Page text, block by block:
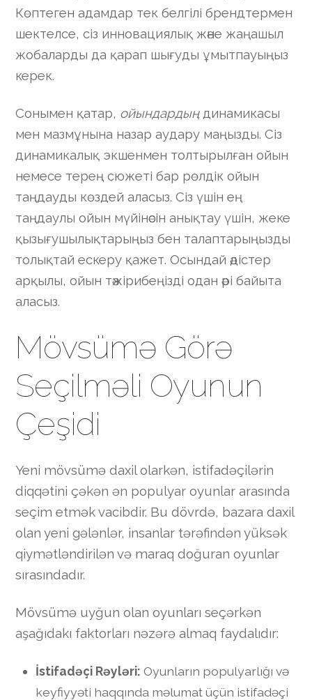
Көптеген адамдар тек белгілі брендтермен
шектелсе, сіз инновациялық және жаңашыл
жобаларды да қарап шығуды ұмытпауыңыз
керек.
Сонымен қатар, ойындардыңдинамикасы
мен мазмұнына назар аудару маңызды. Сіз
динамикалық экшенмен толтырылған ойын
немесе терең сюжеті бар рөлдік ойын
таңдауды көздей аласыз. Сіз үшін ең
таңдаулы ойын мүйінәсін анықтау үшін, жеке
қызығушылықтарыңыз бен талаптарыңызды
толықтай ескеру қажет. Осындай әдістер
арқылы, ойын тәжірибеңізді одан әрі байыта
аласыз.
Mövsümə Görə
Seçilməli Oyunun
Çeşidi
Yeni mövsümə daxil olarkən, istifadəçilərin
diqqətini çəkən ən populyar oyunlar arasında
seçim etmək vacibdir. Bu dövrdə, bazara daxil
olan yeni gələnlər, insanlar tərəfindən yüksək
qiymətləndirilən və maraq doğuran oyunlar
sırasındadır.
Mövsümə uyğun olan oyunları seçərkən
aşağıdakı faktorları nəzərə almaq faydalıdır:
İstifadəçi Rəyləri: Oyunların populyarlığı və
keyfiyyəti haqqında məlumat üçün istifadəçi